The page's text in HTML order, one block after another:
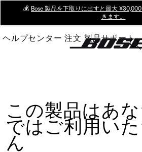
Main
💰 Bose 製品を下取りに出すと最大
きます。
ヘルプセンター 注文 製品サポート
この製品はあ
ではご利用い
ん